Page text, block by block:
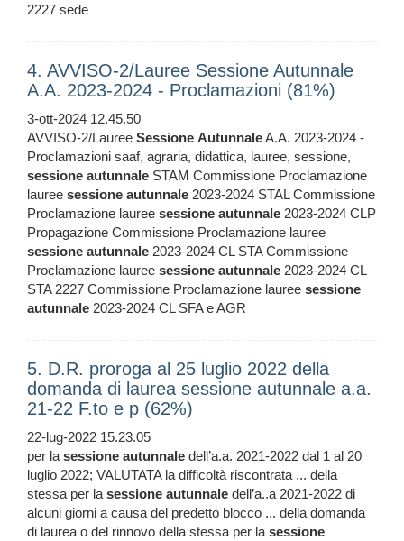
2227 sede
4. AVVISO-2/Lauree Sessione Autunnale
A.A. 2023-2024 - Proclamazioni (81%)
3-ott-2024 12.45.50
AVVISO-2/Lauree Sessione AutunnaleA.A. 2023-2024 -
Proclamazioni saaf, agraria, didattica, lauree, sessione,
sessione autunnale STAM Commissione Proclamazione
lauree sessione autunnale 2023-2024 STAL Commissione
Proclamazione lauree sessione autunnale 2023-2024 CLP
Propagazione Commissione Proclamazione lauree
sessione autunnale 2023-2024 CL STA Commissione
Proclamazione lauree sessione autunnale 2023-2024 CL
STA 2227 Commissione Proclamazione lauree sessione
autunnale 2023-2024 CL SFA e AGR
5. D.R. proroga al 25 luglio 2022 della
domanda di laurea sessione autunnale a.a.
21-22 F.to e p (62%)
22-lug-2022 15.23.05
per lasessione autunnale dell’a.a. 2021-2022 dal 1 al 20
luglio 2022; VALUTATA la difficoltà riscontrata ... della
stessa per lasessione autunnale dell’a..a 2021-2022 di
alcuni giorni a causa del predetto blocco ... della domanda
di laurea o del rinnovo della stessa per lasessione